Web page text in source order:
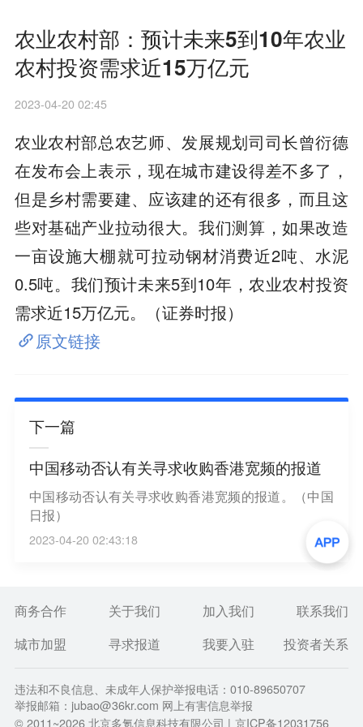
农业农村部：预计未来5到10年农业
农村投资需求近15万亿元
2023-04-20 02:45
农业农村部总农艺师、发展规划司司长曾衍德
在发布会上表示，现在城市建设得差不多了，
但是乡村需要建、应该建的还有很多，而且这
些对基础产业拉动很大。我们测算，如果改造
一亩设施大棚就可拉动钢材消费近2吨、水泥
0.5吨。我们预计未来5到10年，农业农村投资
需求近15万亿元。（证券时报）
原文链接
下一篇
中国移动否认有关寻求收购香港宽频的报道
中国移动否认有关寻求收购香港宽频的报道。（中国
日报）
2023-04-20 02:43:18
商务合作 关于我们 加入我们
联系我们
城市加盟
寻求报道 我要入驻 投资者关系
违法和不良信息、未成年人保护举报电话：010-89650707
举报邮箱：jubao@36kr.com 网上有害信息举报
© 2011~2026北京多氪信息科技有限公司 | 京ICP备12031756